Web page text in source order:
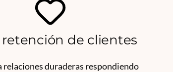
retención de clientes
relaciones duraderas respondiendo